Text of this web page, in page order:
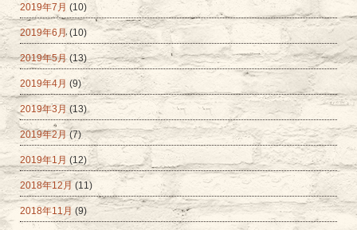
2019年7月 (10)
2019年6月 (10)
2019年5月(13)
2019年4月 (9)
2019年3月 (13)
2019年2月 (7)
2019年1月 (12)
2018年12月 (11)
2018年11月 (9)